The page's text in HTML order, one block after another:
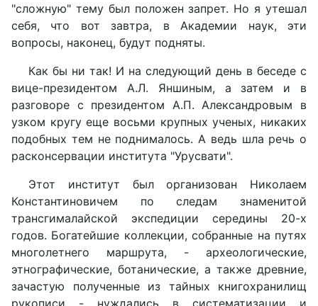
"сложную" тему был положен запрет. Но я утешал
себя, что вот завтра, в Академии наук, эти
вопросы, наконец, будут подняты.
Как бы ни так! И на следующий день в беседе с
вице-президентом А.Л. Яншиным, а затем и в
разговоре с президентом А.П. Александровым в
узком кругу еще восьми крупных ученых, никаких
подобных тем не поднималось. А ведь шла речь о
расконсервации института "Урусвати".
Этот институт был организован Николаем
Константиновичем по следам знаменитой
трансгималайской экспедиции середины 20-х
годов. Богатейшие коллекции, собранные на путях
многолетнего маршрута, - археологические,
этнографические, ботанические, а также древние,
зачастую полученные из тайных книгохранилищ
рукописи - нуждались в систематизации и